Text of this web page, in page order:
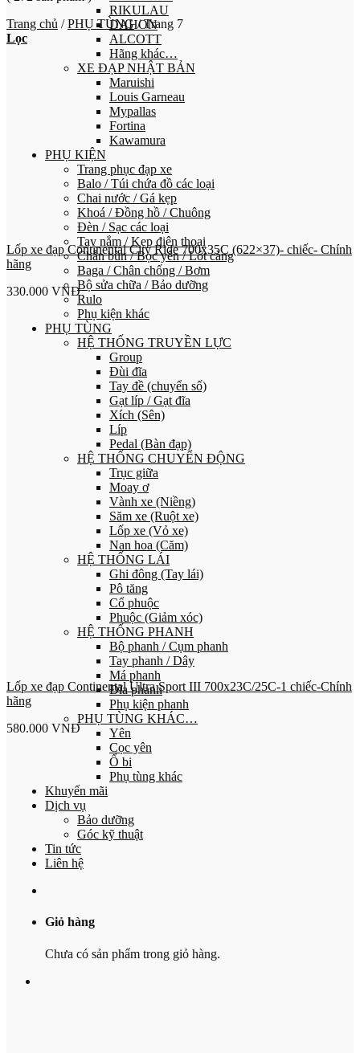
RIKULAU
DAHON
ALCOTT
Hãng khác…
XE ĐẠP NHẬT BẢN
Maruishi
Louis Garneau
Mypallas
Fortina
Kawamura
PHỤ KIỆN
Trang phục đạp xe
Balo / Túi chứa đồ các loại
Chai nước / Gá kẹp
Khoá / Đồng hồ / Chuông
Đèn / Sạc các loại
Tay nắm / Kẹp điện thoại
Chắn bùn / Bọc yên / Lót càng
Baga / Chân chống / Bơm
Bộ sửa chữa / Bảo dưỡng
Rulo
Phụ kiện khác
PHỤ TÙNG
HỆ THỐNG TRUYỀN LỰC
Group
Đùi đĩa
Tay đề (chuyển số)
Gạt líp / Gạt đĩa
Xích (Sên)
Líp
Pedal (Bàn đạp)
HỆ THỐNG CHUYỂN ĐỘNG
Trục giữa
Moay ơ
Vành xe (Niềng)
Săm xe (Ruột xe)
Lốp xe (Vỏ xe)
Nan hoa (Căm)
HỆ THỐNG LÁI
Ghi đông (Tay lái)
Pô tăng
Cổ phuộc
Phuộc (Giảm xóc)
HỆ THỐNG PHANH
Bộ phanh / Cụm phanh
Tay phanh / Dây
Má phanh
Đĩa phanh
Phụ kiện phanh
PHỤ TÙNG KHÁC…
Yên
Cọc yên
Ổ bi
Phụ tùng khác
Khuyến mãi
Dịch vụ
Bảo dưỡng
Góc kỹ thuật
Tin tức
Liên hệ
Giỏ hàng
Chưa có sản phẩm trong giỏ hàng.
Trang chủ / PHỤ TÙNG /Trang 7
Lọc
Lốp xe đạp Continental City Ride 700x35C (622×37)- chiếc- Chính
hãng
330.000 VNĐ
Lốp xe đạp Continental Ultra Sport III 700x23C/25C-1 chiếc-Chính
hãng
580.000 VNĐ